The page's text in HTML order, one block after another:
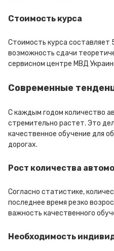
Стоимость курса
Стоимость курса составляет
возможность сдачи
сервисном центре МВД
Современные
С каждым годом количество
стремительно растет. Это
качественное обучение для
дорогах.
Рост количества
Согласно статистике,
последнее время резко
важность качественного
Необходимость